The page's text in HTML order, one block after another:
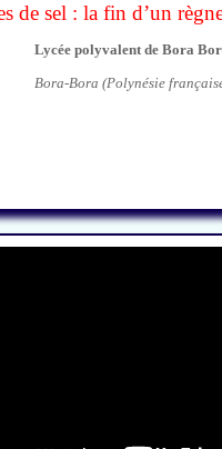
de sel : la fin d’un
Lycée polyvalent de Bora
Bora-Bora (Polynésie